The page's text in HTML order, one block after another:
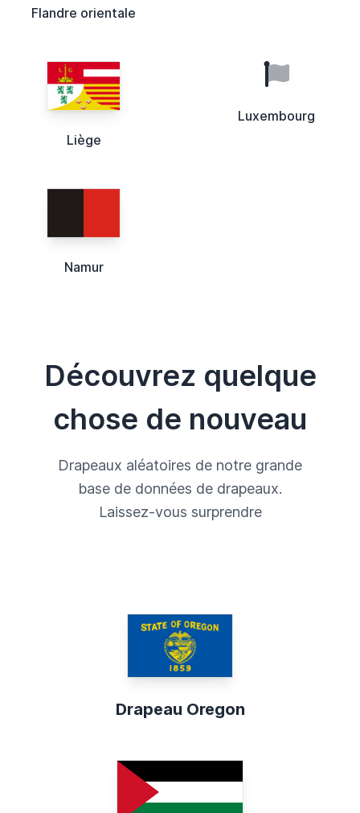
Flandre orientale
Liège
Luxembourg
Namur
Découvrez quelque
chose de nouveau
Drapeaux aléatoires de notre grande
base de données de drapeaux.
Laissez-vous surprendre
Drapeau Oregon